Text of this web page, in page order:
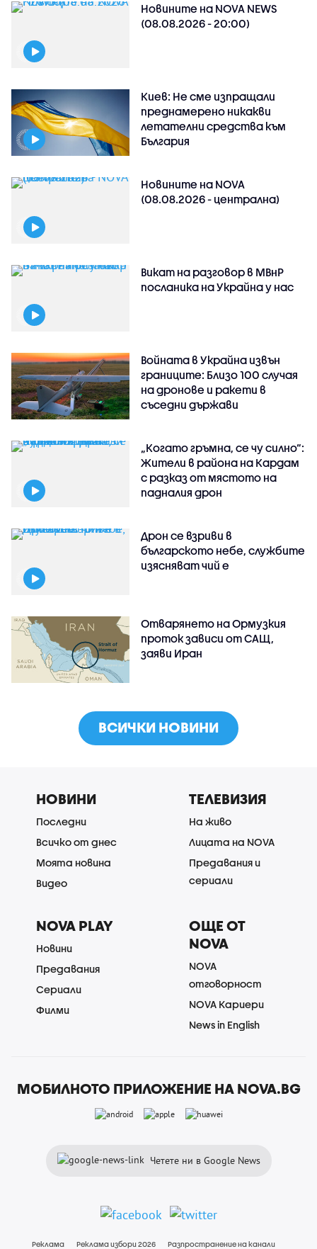
Новините на NOVA NEWS
(08.08.2026 - 20:00)
Киев: Не сме изпращали
преднамерено никакви
летателни средства към
България
Новините на NOVA
(08.08.2026 - централна)
Викат на разговор в МВнР
посланика на Украйна у нас
Войната в Украйна извън
границите: Близо 100 случая
на дронове и ракети в
съседни държави
„Когато гръмна, се чу силно“:
Жители в района на Кардам
с разказ от мястото на
падналия дрон
Дрон се взриви в
българското небе, службите
изясняват чий е
Отварянето на Ормузкия
проток зависи от САЩ,
заяви Иран
ВСИЧКИ НОВИНИ
НОВИНИ
Последни
Всичко от днес
Моята новина
Видео
ТЕЛЕВИЗИЯ
На живо
Лицата на NOVA
Предавания и
сериали
NOVA PLAY
Новини
Предавания
Сериали
Филми
ОЩЕ ОТ
NOVA
NOVA
отговорност
NOVA Кариери
News in English
МОБИЛНОТО ПРИЛОЖЕНИЕ НА NOVA.BG
Четете ни в Google News
Реклама Реклама избори 2026 Разпространение на канали